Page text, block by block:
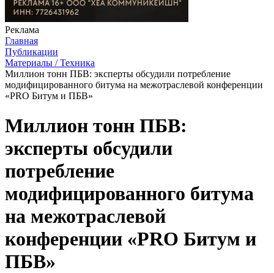
Реклама
Главная
Публикации
Материалы / Техника
Миллион тонн ПБВ: эксперты обсудили потребление
модифицированного битума на межотраслевой конференции
«PRO Битум и ПБВ»
Миллион тонн ПБВ:
эксперты обсудили
потребление
модифицированного битума
на межотраслевой
конференции «PRO Битум и
ПБВ»